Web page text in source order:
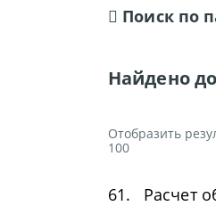
Поиск по
Найдено
Отобразить
100
61. Расчет